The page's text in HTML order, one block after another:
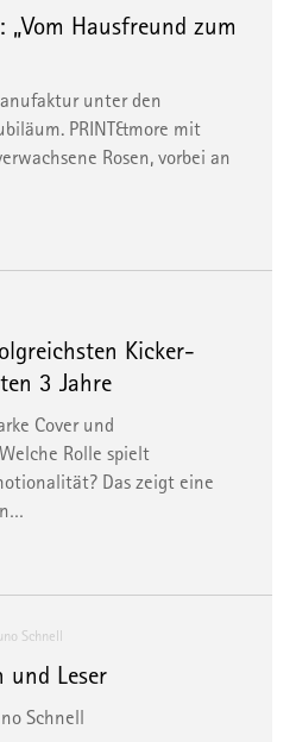
„Vom Hausfreund zum
unter den
PRINT&more mit
Rosen, vorbei an
Kicker-
3 Jahre
Cover und
Rolle spielt
Das zeigt eine
Schnell
und Leser
Schnell